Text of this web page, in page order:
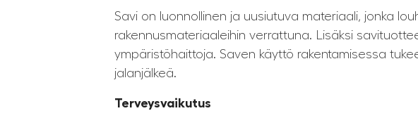
Savi on luonnollinen ja uusiutuva materiaali, jonka
rakennusmateriaaleihin verrattuna. Lisäksi
ympäristöhaittoja. Saven käyttö rakentamisessa
jalanjälkeä.
Terveysvaikutus